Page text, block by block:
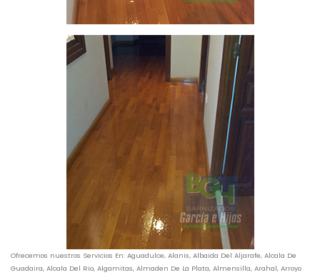
Ofrecemos nuestros Servicios En: Aguadulce, Alanis, Albaida Del Aljarafe, Alcala De
Guadaira, Alcala Del Rio, Algamitas, Almaden De La Plata, Almensilla, Arahal, Arroyo